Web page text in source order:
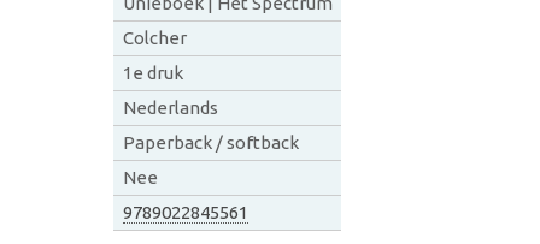
Colcher
1e druk
Nederlands
Paperback / softback
Nee
9789022845561